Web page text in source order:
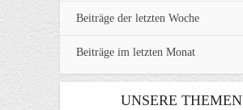
Beiträge der letzten Woche
Beiträge im letzten Monat
UNSERE THEMEN